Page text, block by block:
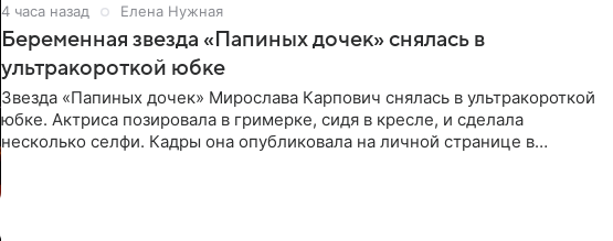
4 часа назад Елена Нужная
Беременная звезда «Папиных дочек» снялась в
ультракороткой юбке
Звезда «Папиных дочек» Мирослава Карпович снялась в ультракороткой
юбке. Актриса позировала в гримерке, сидя в кресле, и сделала
несколько селфи. Кадры она опубликовала на личной странице в